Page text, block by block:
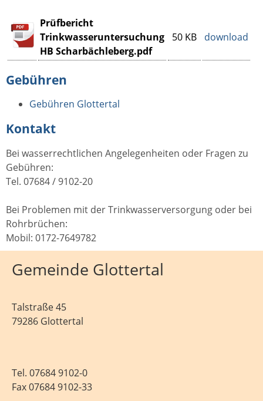
Prüfbericht
Trinkwasseruntersuchung
HB Scharbächleberg.pdf
50 KB download
Gebühren
Gebühren Glottertal
Kontakt
Bei wasserrechtlichen Angelegenheiten oder Fragen zu
Gebühren:
Tel. 07684 / 9102-20
Bei Problemen mit der Trinkwasserversorgung oder bei
Rohrbrüchen:
Mobil: 0172-7649782
Gemeinde Glottertal
Talstraße 45
79286 Glottertal
Tel. 07684 9102-0
Fax 07684 9102-33